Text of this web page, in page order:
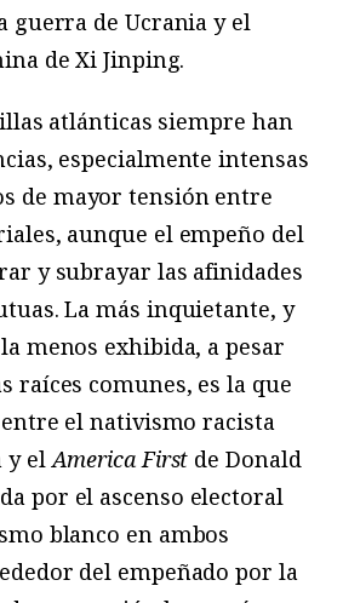
guerra de Ucrania y el
de Xi Jinping.
atlánticas siempre han
especialmente intensas
de mayor tensión entre
aunque el empeño del
y subrayar las afinidades
La más inquietante, y
menos exhibida, a pesar
raíces comunes, es la que
entre el nativismo racista
y el America First de Donald
por el ascenso electoral
blanco en ambos
del empeñado por la